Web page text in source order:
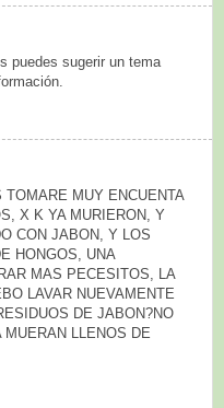
puedes sugerir un tema
MUY ENCUENTA
X K YA MURIERON, Y
CON JABON, Y LOS
HONGOS, UNA
MAS PECESITOS, LA
LAVAR NUEVAMENTE
DE JABON?NO
LLENOS DE